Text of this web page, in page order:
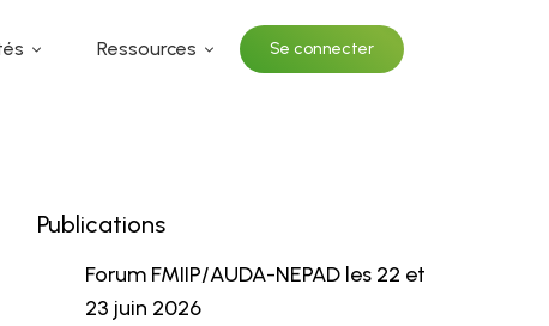
Ressources Se connecter
Publications
Forum FMIIP/AUDA-NEPAD les 22 et
23 juin 2026